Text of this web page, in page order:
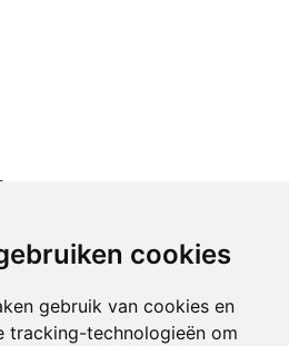
cookies
gebruik van cookies en
tracking-technologieën om